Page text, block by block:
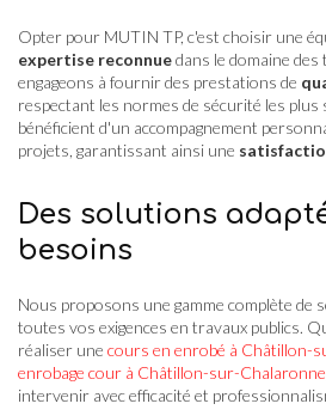
Opter pour MUTIN TP, c'est choisir une
expertise reconnuedans le domaine
engageons à fournir des prestations de
respectant les normes de sécurité les
bénéficient d'un accompagnement
projets, garantissant ainsi une
Des solutions
besoins
Nous proposons une gamme complète de
toutes vos exigences en travaux publics.
réaliser une cours en enrobé à Châtillon-
enrobage cour à Châtillon-sur-Chalaronne
intervenir avec efficacité et